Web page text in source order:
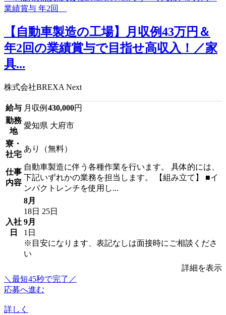
【自動車製造の工場】月収例43万円＆
年2回の業績賞与で目指せ高収入！／家
具...
株式会社BREXA Next
給与 月収例 430,000円
勤務
地
愛知県 大府市
寮・
社宅
あり（無料）
仕事
内容
自動車製造に伴う各種作業を行います。 具体的には、
下記いずれかの業務を担当します。 【組み立て】 ■イ
ンパクトレンチを使用し...
入社
日
8月
18日 25日
9月
1日
※目安になります、表記なしは面接時にご相談くださ
い
詳細を表示
＼最短45秒で完了／
応募へ進む
詳しく